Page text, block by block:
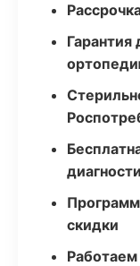
Гарантия
скидки